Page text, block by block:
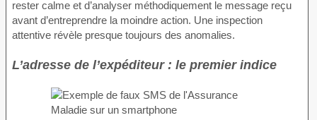
rester calme et d’analyser méthodiquement le message reçu
avant d’entreprendre la moindre action. Une inspection
attentive révèle presque toujours des anomalies.
L’adresse de l’expéditeur : le premier indice